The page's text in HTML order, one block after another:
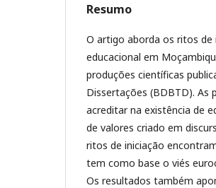
Resumo
O artigo aborda os ritos de
educacional em
produções científicas
Dissertações (BDBTD). As
acreditar na existência de
de valores criado em
ritos de iniciação
tem como base o viés
Os resultados também